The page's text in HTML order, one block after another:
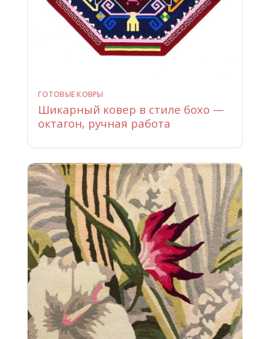
ГОТОВЫЕ КОВРЫ
Шикарный ковер в стиле бохо —
октагон, ручная работа